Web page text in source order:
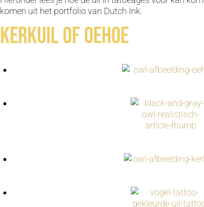
komen uit het portfolio van Dutch Ink.
Kerkuil of oehoe